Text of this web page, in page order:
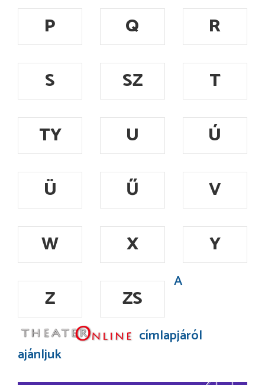
P
Q
R
S
SZ
T
TY
U
Ú
Ü
Ű
V
W
X
Y
Z
ZS
A
címlapjáról
ajánljuk